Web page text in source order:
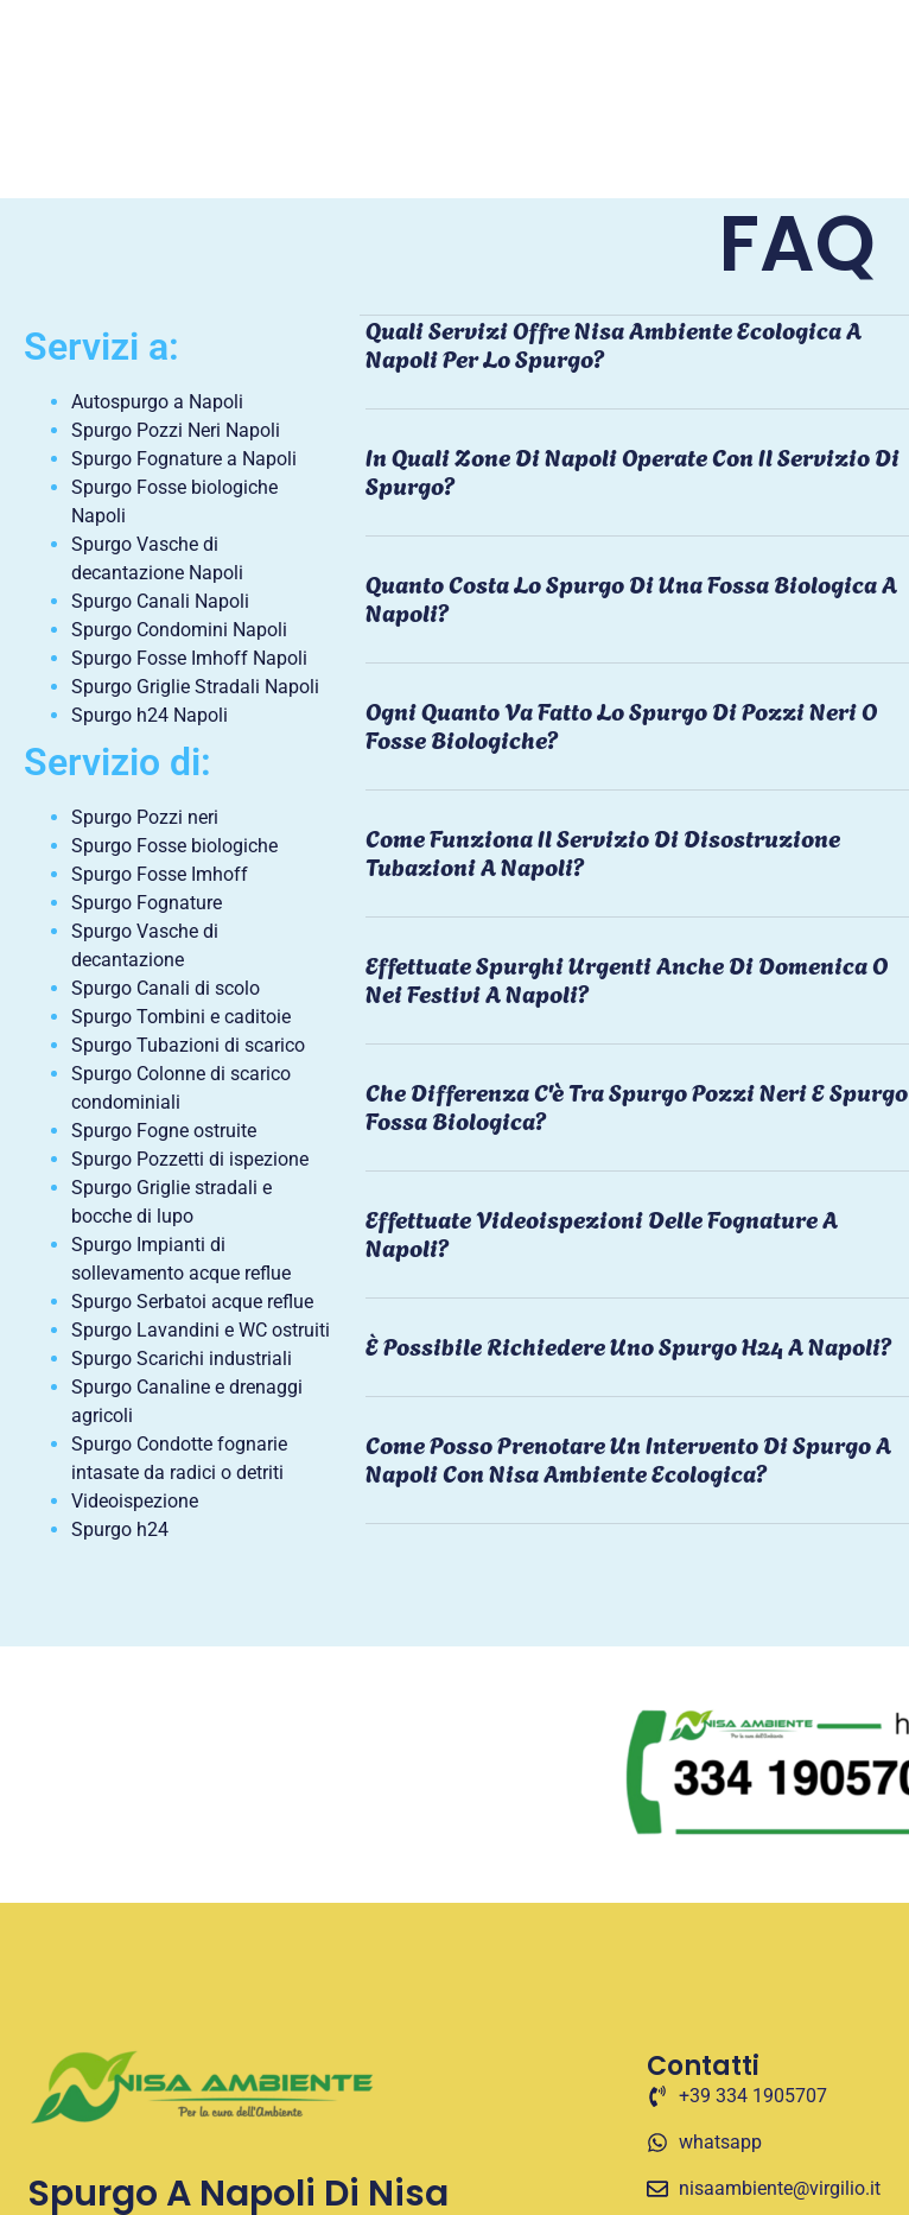
FAQ
Servizi a:
Autospurgo a Napoli
Spurgo Pozzi Neri Napoli
Spurgo Fognature a Napoli
Spurgo Fosse biologiche
Napoli
Spurgo Vasche di
decantazione Napoli
Spurgo Canali Napoli
Spurgo Condomini Napoli
Spurgo Fosse Imhoff Napoli
Spurgo Griglie Stradali Napoli
Spurgo h24 Napoli
Servizio di:
Spurgo Pozzi neri
Spurgo Fosse biologiche
Spurgo Fosse Imhoff
Spurgo Fognature
Spurgo Vasche di
decantazione
Spurgo Canali di scolo
Spurgo Tombini e caditoie
Spurgo Tubazioni di scarico
Spurgo Colonne di scarico
condominiali
Spurgo Fogne ostruite
Spurgo Pozzetti di ispezione
Spurgo Griglie stradali e
bocche di lupo
Spurgo Impianti di
sollevamento acque reflue
Spurgo Serbatoi acque reflue
Spurgo Lavandini e WC ostruiti
Spurgo Scarichi industriali
Spurgo Canaline e drenaggi
agricoli
Spurgo Condotte fognarie
intasate da radici o detriti
Videoispezione
Spurgo h24
Quali Servizi Offre Nisa Ambiente Ecologica A
Napoli Per Lo Spurgo?
In Quali Zone Di Napoli Operate Con Il Servizio Di
Spurgo?
Quanto Costa Lo Spurgo Di Una Fossa Biologica A
Napoli?
Ogni Quanto Va Fatto Lo Spurgo Di Pozzi Neri O
Fosse Biologiche?
Come Funziona Il Servizio Di Disostruzione
Tubazioni A Napoli?
Effettuate Spurghi Urgenti Anche Di Domenica O
Nei Festivi A Napoli?
Che Differenza C'è Tra Spurgo Pozzi Neri E Spurgo
Fossa Biologica?
Effettuate Videoispezioni Delle Fognature A
Napoli?
È Possibile Richiedere Uno Spurgo H24 A Napoli?
Come Posso Prenotare Un Intervento Di Spurgo A
Napoli Con Nisa Ambiente Ecologica?
Spurgo A Napoli Di Nisa
Contatti
+39 334 1905707
whatsapp
nisaambiente@virgilio.it